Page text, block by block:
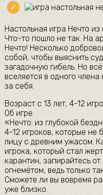
Настольная игра Нечто
Что-то пошло не так. На
Нечто! Несколько
собой, чтобы выяснить
загадочную гибель. Но
вселяется в одного
за себя.
Возраст с 13 лет, 4-12
Об игре
«Нечто: из глубокой
4-12 игроков, которые не
лицу с древним ужасом.
игрока, который стал
карантин, запирайтесь
огнемётом, ведь только
Сможете ли вы вовремя
уже близко.